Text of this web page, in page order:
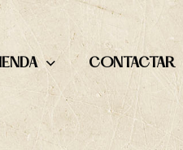
CONTACTAR